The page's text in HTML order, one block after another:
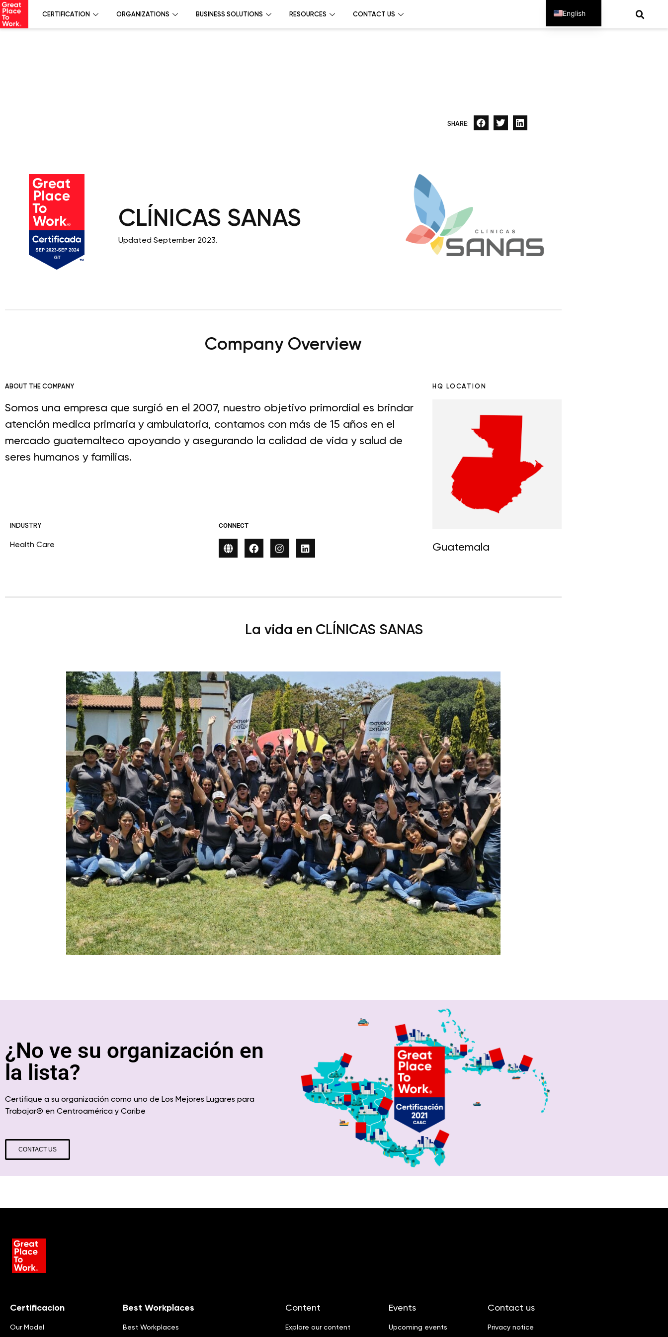
CERTIFICATION ORGANIZATIONS BUSINESS SOLUTIONS RESOURCES CONTACT US
SHARE:
CLÍNICAS SANAS
Updated September 2023.
Company Overview
ABOUT THE COMPANY
Somos una empresa que surgió en el 2007, nuestro objetivo primordial es brindar
atención medica primaria y ambulatoria, contamos con más de 15 años en el
mercado guatemalteco apoyando y asegurando la calidad de vida y salud de
seres humanos y familias.
INDUSTRY
Health Care
CONNECT
HQ LOCATION
Guatemala
La vida en CLÍNICAS SANAS
¿No ve su organización en
la lista?
Certifique a su organización como uno de Los Mejores Lugares para
Trabajar® en Centroamérica y Caribe
CONTACT US
Certificacion
Our Model
Best Workplaces
Best Workplaces
Content
Explore our content
Events
Upcoming events
Contact us
Privacy notice
English
Spanish